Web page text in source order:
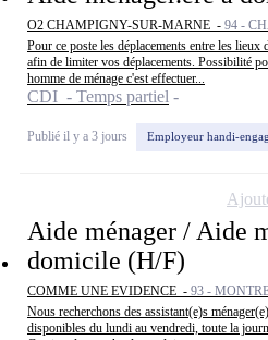
O2 CHAMPIGNY-SUR-MARNE - 94 -
Pour ce poste les déplacements entre les lieux
afin de limiter vos déplacements. Possibilité
homme de ménage c'est effectuer...
CDI - Temps partiel
Publié il y a 3 jours Employeur handi-
Aide ménager / Aide
domicile (H/F)
COMME UNE EVIDENCE - 93 -
Nous recherchons des assistant(e)s
disponibles du lundi au vendredi, toute la